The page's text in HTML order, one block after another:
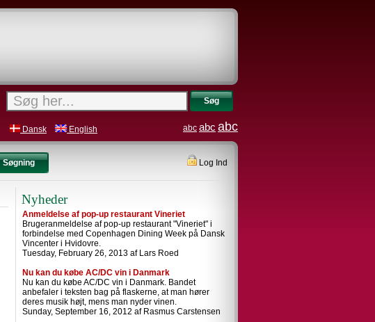
Søg
Dansk English abc abc abc
Søgning Log Ind
Nyheder
Anmeldelse af pop-up restaurant Vineriet
Brugeranmeldelse af pop-up restaurant "Vineriet" i
forbindelse med Copenhagen Dining Week på Dansk
Vincenter i Hvidovre.
Tuesday, February 26, 2013 af Lars Roed
Nu kan du købe AC/DC vin i Danmark
Nu kan du købe AC/DC vin i Danmark. Bandet
anbefaler i teksten bag på flaskerne, at man hører
deres musik højt, mens man nyder vinen.
Sunday, September 16, 2012 af Rasmus Carstensen